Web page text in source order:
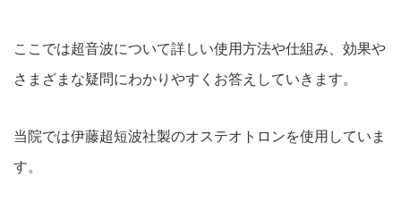
ここでは超音波について詳しい使用方法や仕組み、 効果や
さまざまな疑問にわかりやすくお答えしていきま す。
当院では伊藤超短波社製のオステオトロンを使用していま
す。